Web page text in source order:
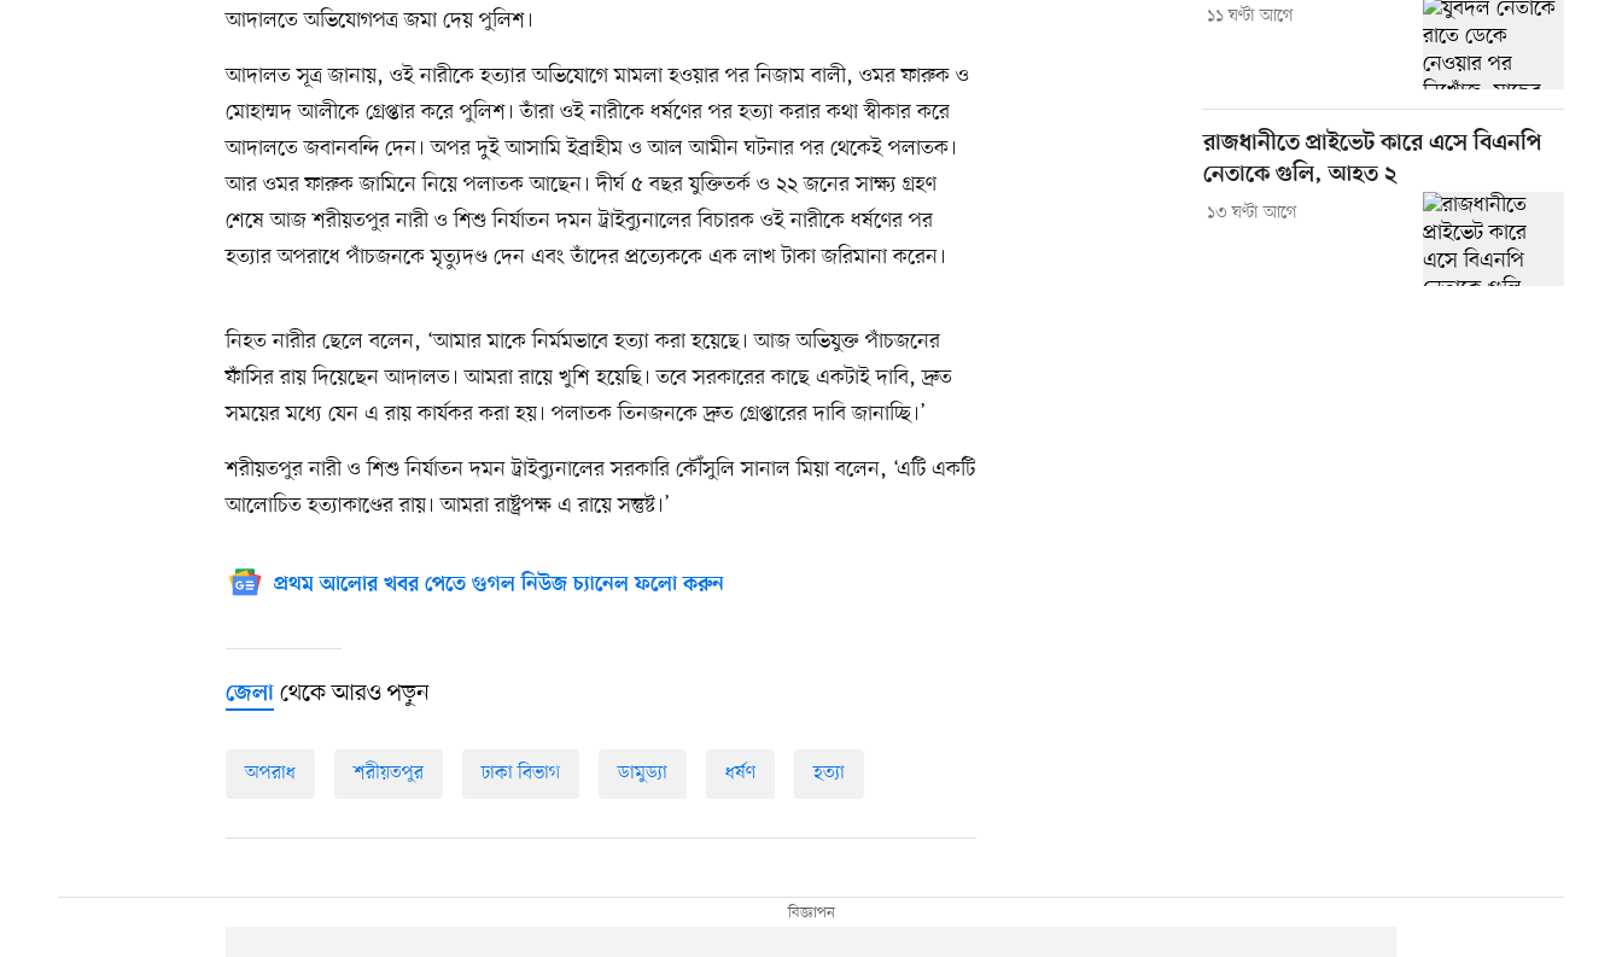
আদালতে অভিযোগপত্র জমা দেয় পুলিশ।
আদালত সূত্র জানায়, ওই নারীকে হত্যার অভিযোগে মামলা হওয়ার পর নিজাম বালী, ওমর ফারুক ও
মোহাম্মদ আলীকে গ্রেপ্তার করে পুলিশ। তাঁরা ওই নারীকে ধর্ষণের পর হত্যা করার কথা স্বীকার করে
আদালতে জবানবন্দি দেন। অপর দুই আসামি ইব্রাহীম ও আল আমীন ঘটনার পর থেকেই পলাতক।
আর ওমর ফারুক জামিনে নিয়ে পলাতক আছেন। দীর্ঘ ৫ বছর যুক্তিতর্ক ও ২২ জনের সাক্ষ্য গ্রহণ
শেষে আজ শরীয়তপুর নারী ও শিশু নির্যাতন দমন ট্রাইব্যুনালের বিচারক ওই নারীকে ধর্ষণের পর
হত্যার অপরাধে পাঁচজনকে মৃত্যুদণ্ড দেন এবং তাঁদের প্রত্যেককে এক লাখ টাকা জরিমানা করেন।
নিহত নারীর ছেলে বলেন, ‘আমার মাকে নির্মমভাবে হত্যা করা হয়েছে। আজ অভিযুক্ত পাঁচজনের
ফাঁসির রায় দিয়েছেন আদালত। আমরা রায়ে খুশি হয়েছি। তবে সরকারের কাছে একটাই দাবি, দ্রুত
সময়ের মধ্যে যেন এ রায় কার্যকর করা হয়। পলাতক তিনজনকে দ্রুত গ্রেপ্তারের দাবি জানাচ্ছি।’
শরীয়তপুর নারী ও শিশু নির্যাতন দমন ট্রাইব্যুনালের সরকারি কৌঁসুলি সানাল মিয়া বলেন, ‘এটি একটি
আলোচিত হত্যাকাণ্ডের রায়। আমরা রাষ্ট্রপক্ষ এ রায়ে সন্তুষ্ট।’
প্রথম আলোর খবর পেতে গুগল নিউজ চ্যানেল ফলো করুন
জেলা থেকে আরও পড়ুন
অপরাধ শরীয়তপুর ঢাকা বিভাগ ডামুড্যা ধর্ষণ হত্যা
১১ ঘণ্টা আগে
রাজধানীতে প্রাইভেট কারে এসে বিএনপি
নেতাকে গুলি, আহত ২
১৩ ঘণ্টা আগে